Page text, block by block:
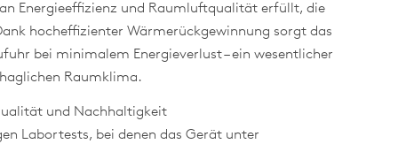
Energieeffizienz und Raumluftqualität erfüllt, die
hocheffizienter Wärmerückgewinnung sorgt das
bei minimalem Energieverlust – ein wesentlicher
Raumklima.
und Nachhaltigkeit
Labortests, bei denen das Gerät unter